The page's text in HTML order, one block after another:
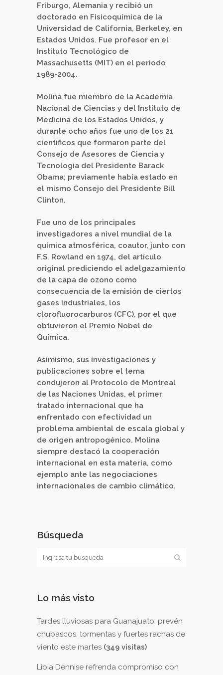
Friburgo, Alemania y recibió un
doctorado en Fisicoquímica de la
Universidad de California, Berkeley, en
Estados Unidos. Fue profesor en el
Instituto Tecnológico de
Massachusetts (MIT) en el periodo
1989-2004.
Molina fue miembro de la Academia
Nacional de Ciencias y del Instituto de
Medicina de los Estados Unidos, y
durante ocho años fue uno de los 21
científicos que formaron parte del
Consejo de Asesores de Ciencia y
Tecnología del Presidente Barack
Obama; previamente había estado en
el mismo Consejo del Presidente Bill
Clinton.
Fue uno de los principales
investigadores a nivel mundial de la
química atmosférica, coautor, junto con
F.S. Rowland en 1974, del artículo
original prediciendo el adelgazamiento
de la capa de ozono como
consecuencia de la emisión de ciertos
gases industriales, los
clorofluorocarburos (CFC), por el que
obtuvieron el Premio Nobel de
Química.
Asimismo, sus investigaciones y
publicaciones sobre el tema
condujeron al Protocolo de Montreal
de las Naciones Unidas, el primer
tratado internacional que ha
enfrentado con efectividad un
problema ambiental de escala global y
de origen antropogénico. Molina
siempre destacó la cooperación
internacional en esta materia, como
ejemplo ante las negociaciones
internacionales de cambio climático.
Búsqueda
Lo más visto
Tardes lluviosas para Guanajuato: prevén
chubascos, tormentas y fuertes rachas de
viento este martes (349 visitas)
Libia Dennise refrenda compromiso con